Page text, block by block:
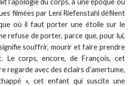
l’apologie du corps, à une époque où
filmées par Leni Riefenstahl défilent
où il faut porter une étoile sur le
refuse de porter, parce que, pour lui,
souffrir, mourir et faire prendre
Le corps, encore, de François, cet
regarde avec des éclairs d’amertume,
», cet enfant qui suscite une